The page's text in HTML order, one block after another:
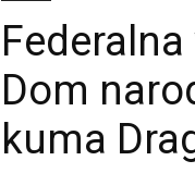
Dom
kuma